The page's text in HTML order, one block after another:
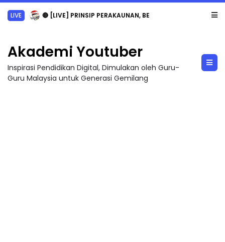
LIVE 🔴 [LIVE] PRINSIP PERAKAUNAN, BEDAH TUNTAS SOALAN 1 TRIAL OLEH CIKGU ...
Akademi Youtuber
Inspirasi Pendidikan Digital, Dimulakan oleh Guru-
Guru Malaysia untuk Generasi Gemilang